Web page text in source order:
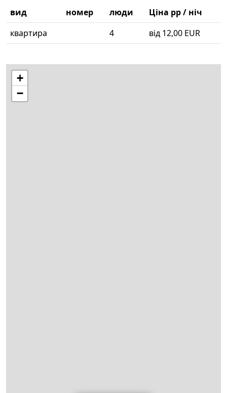
вид номер люди
Ціна pp / ніч
квартира
4 від 12,00 EUR
+
−